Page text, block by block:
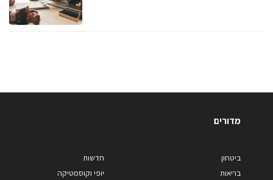
מדורים
ביטחון
בריאות
חדשות
יופי וקוסמטיקה